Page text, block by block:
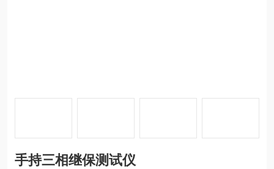
手持三相继保测试仪